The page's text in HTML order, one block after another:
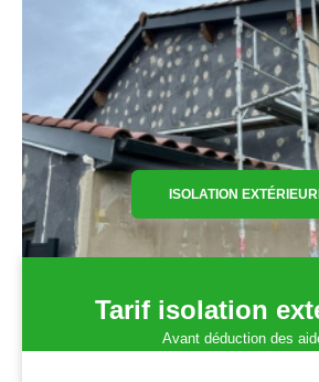
ISOLATION
Tarif isolation
Avant déduction des